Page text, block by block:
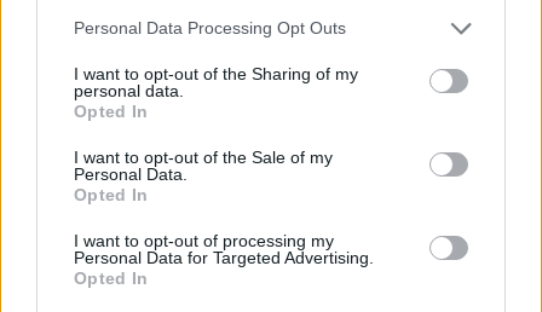
Personal Data Processing Opt Outs
I want to opt-out of the Sharing of my
personal data.
Opted In
I want to opt-out of the Sale of my
Personal Data.
Opted In
I want to opt-out of processing my
Personal Data for Targeted Advertising.
Opted In
Megismerem
Kutyabarathelyek.hu